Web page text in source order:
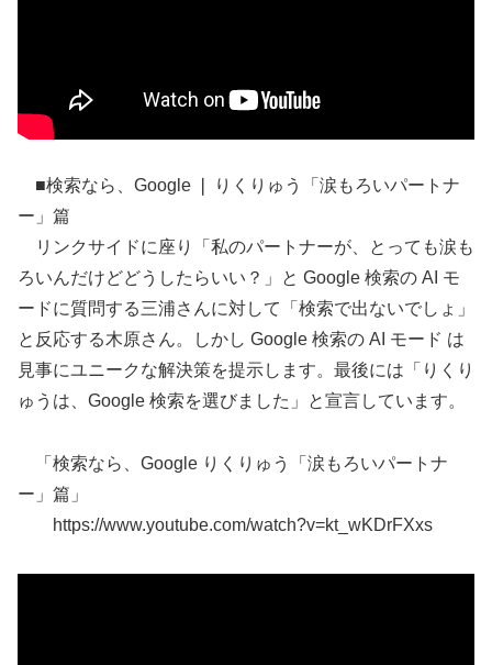
■検索なら、Google ❘ りくりゅう「涙もろいパートナ
ー」篇
リンクサイドに座り「私のパートナーが、とっても涙も
ろいんだけどどうしたらいい？」と Google 検索の AI モ
ードに質問する三浦さんに対して「検索で出ないでしょ」
と反応する木原さん。しかし Google 検索の AI モード は
見事にユニークな解決策を提示します。最後には「りくり
ゅうは、Google 検索を選びました」と宣言しています。
「検索なら、Google りくりゅう「涙もろいパートナ
ー」篇」
https://www.youtube.com/watch?v=kt_wKDrFXxs